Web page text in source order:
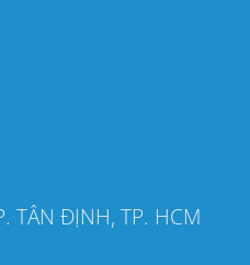
TÂN ĐỊNH, TP. HCM